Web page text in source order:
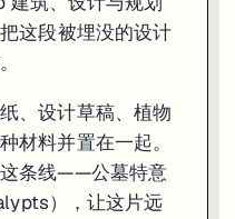
这段被埋没的设计
、设计草稿、植物
材料并置在一起。
条线——公墓特意
），让这片远